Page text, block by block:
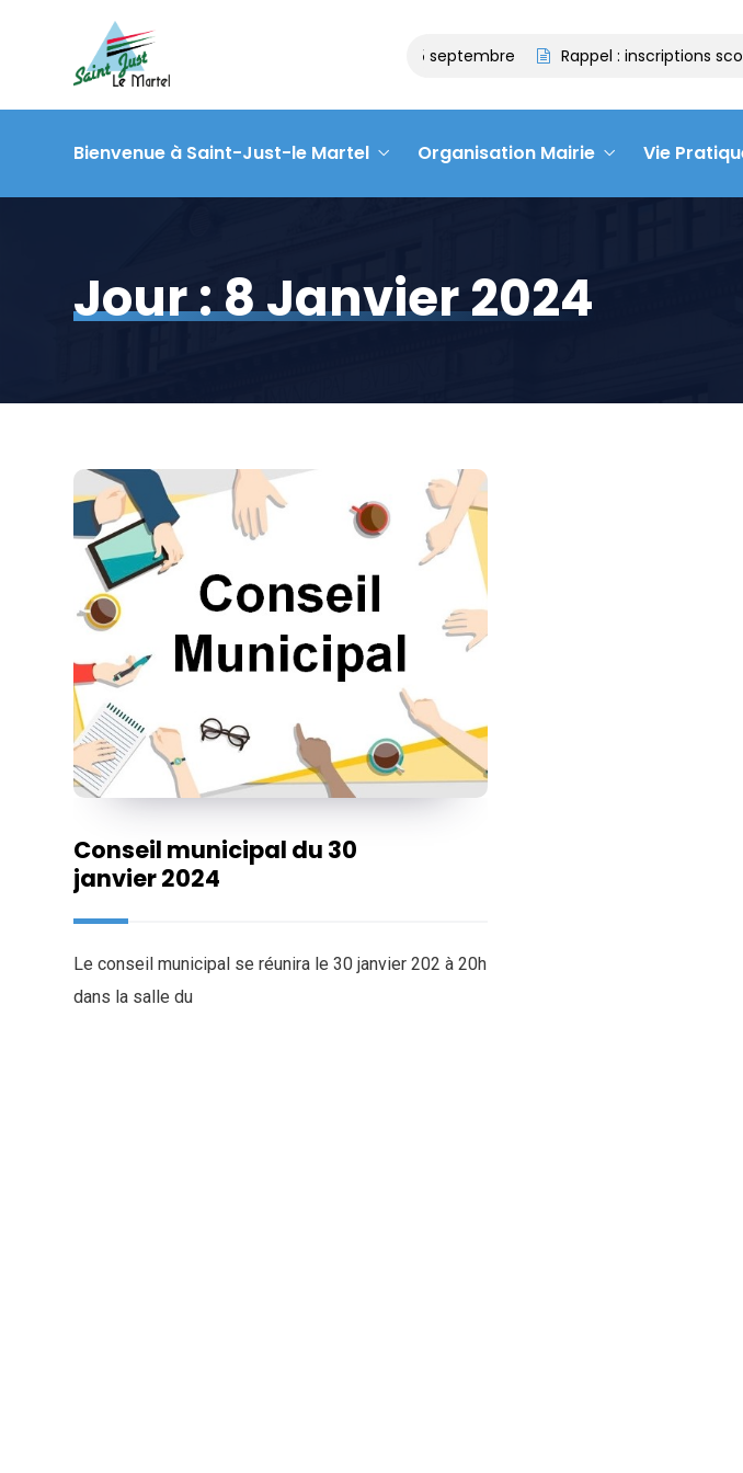
Matinée des associations – Samedi 5 septembre Rappel : inscriptions
Bienvenue à Saint-Just-le Martel Organisation Mairie Vie
Jour :8 Janvier 2024
Conseil municipal du 30
janvier 2024
Le conseil municipal se réunira le 30 janvier 202 à 20h
dans la salle du